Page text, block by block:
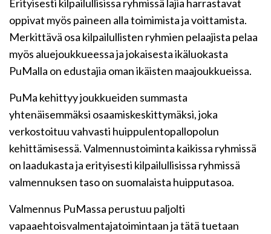
Erityisesti kilpailullisissa ryhmissä lajia harrastavat
oppivat myös paineen alla toimimista ja voittamista.
Merkittävä osa kilpailullisten ryhmien pelaajista pelaa
myös aluejoukkueessa ja jokaisesta ikäluokasta
PuMalla on edustajia oman ikäisten maajoukkueissa.
PuMa kehittyy joukkueiden summasta
yhtenäisemmäksi osaamiskeskittymäksi, joka
verkostoituu vahvasti huippulentopallopolun
kehittämisessä. Valmennustoiminta kaikissa ryhmissä
on laadukasta ja erityisesti kilpailullisissa ryhmissä
valmennuksen taso on suomalaista huipputasoa.
Valmennus PuMassa perustuu paljolti
vapaaehtoisvalmentajatoimintaan ja tätä tuetaan